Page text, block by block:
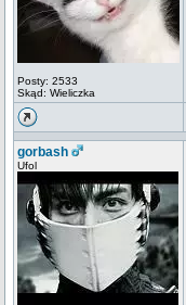
Posty: 2533
Skąd: Wieliczka
gorbash
Ufol